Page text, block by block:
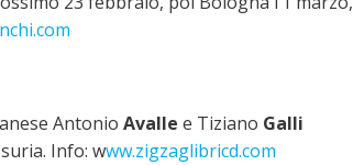
Antonio Avalle e Tiziano Galli
Info: www.zigzaglibricd.com